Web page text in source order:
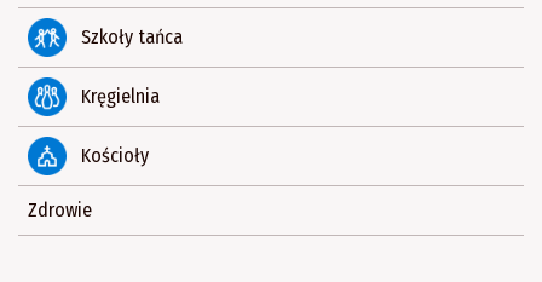
Szkoły tańca
Kręgielnia
Kościoły
Zdrowie